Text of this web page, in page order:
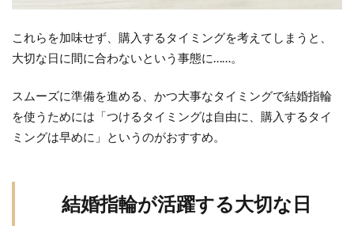
これらを加味せず、購入するタイミングを考えてしまうと、
大切な日に間に合わないという事態に……。
スムーズに準備を進める、かつ大事なタイミングで結婚指輪
を使うためには「つけるタイミングは自由に、購入するタイ
ミングは早めに」というのがおすすめ。
結婚指輪が活躍する大切な日